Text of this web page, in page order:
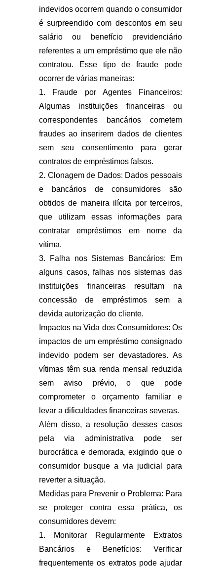
indevidos ocorrem quando o consumidor
é surpreendido com descontos em seu
salário ou benefício previdenciário
referentes a um empréstimo que ele não
contratou. Esse tipo de fraude pode
ocorrer de várias maneiras:
1. Fraude por Agentes Financeiros:
Algumas instituições financeiras ou
correspondentes bancários cometem
fraudes ao inserirem dados de clientes
sem seu consentimento para gerar
contratos de empréstimos falsos.
2. Clonagem de Dados: Dados pessoais
e bancários de consumidores são
obtidos de maneira ilícita por terceiros,
que utilizam essas informações para
contratar empréstimos em nome da
vítima.
3. Falha nos Sistemas Bancários: Em
alguns casos, falhas nos sistemas das
instituições financeiras resultam na
concessão de empréstimos sem a
devida autorização do cliente.
Impactos na Vida dos Consumidores: Os
impactos de um empréstimo consignado
indevido podem ser devastadores. As
vítimas têm sua renda mensal reduzida
sem aviso prévio, o que pode
comprometer o orçamento familiar e
levar a dificuldades financeiras severas.
Além disso, a resolução desses casos
pela via administrativa pode ser
burocrática e demorada, exigindo que o
consumidor busque a via judicial para
reverter a situação.
Medidas para Prevenir o Problema: Para
se proteger contra essa prática, os
consumidores devem:
1. Monitorar Regularmente Extratos
Bancários e Benefícios: Verificar
frequentemente os extratos pode ajudar